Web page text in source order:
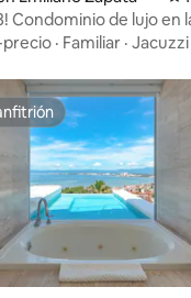
Condominio de lujo en
precio · Familiar · Jacuzzi